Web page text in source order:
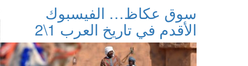
سوق عكاظ… الفيسبوك
الأقدم في تاريخ العرب 1\2